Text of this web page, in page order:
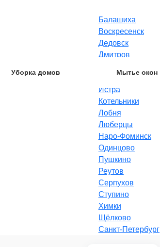
Балашиха
Воскресенск
Дедовск
Дмитров
Истра
Котельники
Лобня
Люберцы
Наро-Фоминск
Одинцово
Пушкино
Реутов
Серпухов
Ступино
Химки
Щёлково
Санкт-Петербург
Уборка домов Мытье окон